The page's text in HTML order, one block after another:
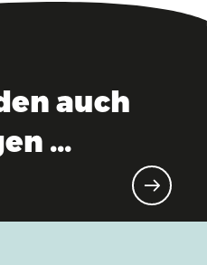
auch
...